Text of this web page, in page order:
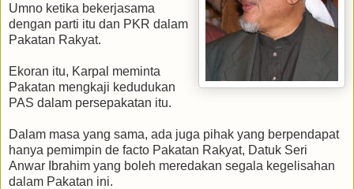
Umno ketika bekerjasama
dengan parti itu dan PKR dalam
Pakatan Rakyat.
Ekoran itu, Karpal meminta
Pakatan mengkaji kedudukan
PAS dalam persepakatan itu.
Dalam masa yang sama, ada juga pihak yang berpendapat
hanya pemimpin de facto Pakatan Rakyat, Datuk Seri
Anwar Ibrahim yang boleh meredakan segala kegelisahan
dalam Pakatan ini.